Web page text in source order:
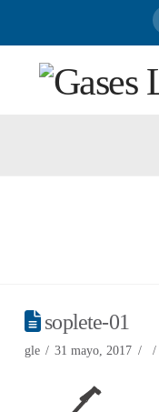
soplete-01
gle 31 mayo, 2017